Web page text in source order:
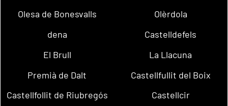
Olesa de Bonesvalls
Olèrdola
dena
Castelldefels
El Brull
La Llacuna
Premià de Dalt
Castellfullit del Boix
Castellfollit de Riubregós
Castellcir